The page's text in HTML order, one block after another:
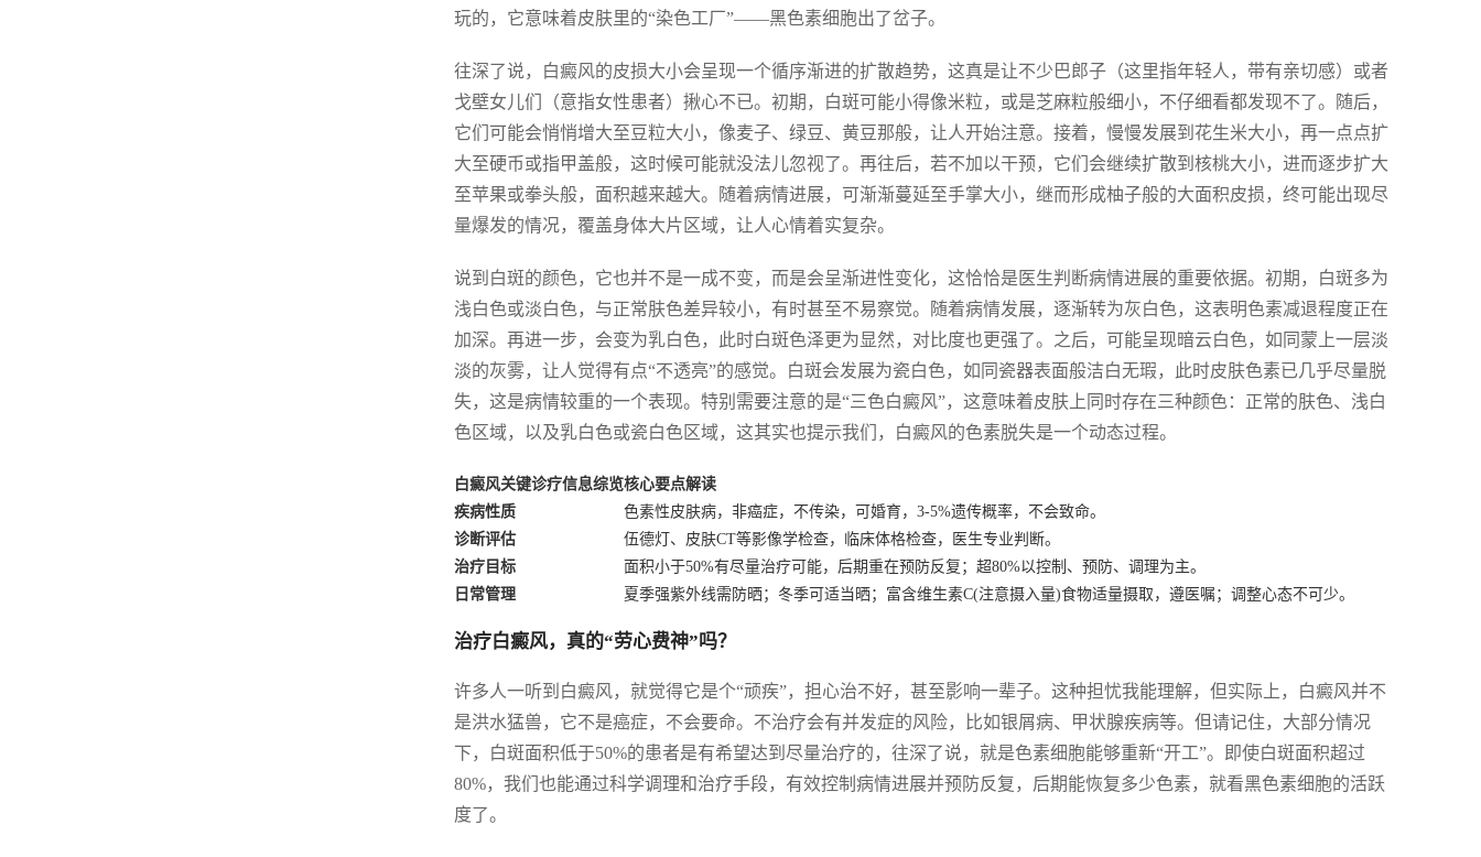
玩的，它意味着皮肤里的“染色工厂”——黑色素细胞出了岔子。
往深了说，白癜风的皮损大小会呈现一个循序渐进的扩散趋势，这真是让不少巴郎子（这里指年轻人，带有亲切感）或者
戈壁女儿们（意指女性患者）揪心不已。初期，白斑可能小得像米粒，或是芝麻粒般细小，不仔细看都发现不了。随后，
它们可能会悄悄增大至豆粒大小，像麦子、绿豆、黄豆那般，让人开始注意。接着，慢慢发展到花生米大小，再一点点扩
大至硬币或指甲盖般，这时候可能就没法儿忽视了。再往后，若不加以干预，它们会继续扩散到核桃大小，进而逐步扩大
至苹果或拳头般，面积越来越大。随着病情进展，可渐渐蔓延至手掌大小，继而形成柚子般的大面积皮损，终可能出现尽
量爆发的情况，覆盖身体大片区域，让人心情着实复杂。
说到白斑的颜色，它也并不是一成不变，而是会呈渐进性变化，这恰恰是医生判断病情进展的重要依据。初期，白斑多为
浅白色或淡白色，与正常肤色差异较小，有时甚至不易察觉。随着病情发展，逐渐转为灰白色，这表明色素减退程度正在
加深。再进一步，会变为乳白色，此时白斑色泽更为显然，对比度也更强了。之后，可能呈现暗云白色，如同蒙上一层淡
淡的灰雾，让人觉得有点“不透亮”的感觉。白斑会发展为瓷白色，如同瓷器表面般洁白无瑕，此时皮肤色素已几乎尽量脱
失，这是病情较重的一个表现。特别需要注意的是“三色白癜风”，这意味着皮肤上同时存在三种颜色：正常的肤色、浅白
色区域，以及乳白色或瓷白色区域，这其实也提示我们，白癜风的色素脱失是一个动态过程。
白癜风关键诊疗信息综览核心要点解读
疾病性质
色素性皮肤病，非癌症，不传染，可婚育，3-5%遗传概率，不会致命。
诊断评估
伍德灯、皮肤CT等影像学检查，临床体格检查，医生专业判断。
治疗目标
面积小于50%有尽量治疗可能，后期重在预防反复；超80%以控制、预防、调理为主。
日常管理
夏季强紫外线需防晒；冬季可适当晒；富含维生素C(注意摄入量)食物适量摄取，遵医嘱；调整心态不可少。
治疗白癜风，真的“劳心费神”吗？
许多人一听到白癜风，就觉得它是个“顽疾”，担心治不好，甚至影响一辈子。这种担忧我能理解，但实际上，白癜风并不
是洪水猛兽，它不是癌症，不会要命。不治疗会有并发症的风险，比如银屑病、甲状腺疾病等。但请记住，大部分情况
下，白斑面积低于50%的患者是有希望达到尽量治疗的，往深了说，就是色素细胞能够重新“开工”。即使白斑面积超过
80%，我们也能通过科学调理和治疗手段，有效控制病情进展并预防反复，后期能恢复多少色素，就看黑色素细胞的活跃
度了。